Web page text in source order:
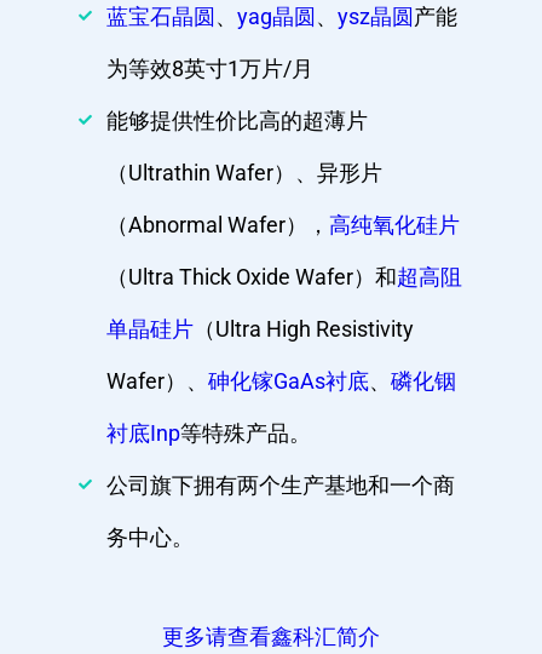
蓝宝石晶圆 、 yag晶圆 、 ysz晶圆 产能
为等效8英寸1万片/月
能够提供性价比高的超薄片
（Ultrathin Wafer）、异形片
（Abnormal Wafer）， 高纯氧化硅片
（Ultra Thick Oxide Wafer）和超高阻
单晶硅片 （Ultra High Resistivity
Wafer）、 砷化镓GaAs衬底、 磷化铟
衬底Inp等特殊产品。
公司旗下拥有两个生产基地和一个商
务中心。
更多请查看鑫科汇简介